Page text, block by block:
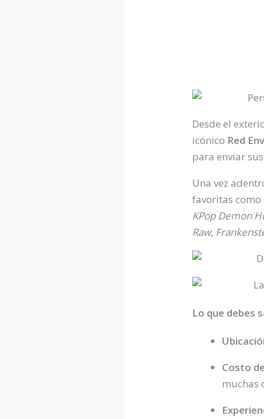
Desde el
icónico Red
para enviar
Una vez
favoritas como
KPop Demon
Raw,
Lo que debes
Costo
muchas